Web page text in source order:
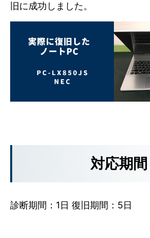
旧に成功しました。
対応期間
診断期間：1日 復旧期間：5日